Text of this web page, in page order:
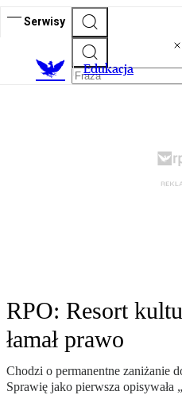
Serwisy
Edukacja
RPO: Resort
łamał prawo
Chodzi o permanentne zaniżanie
Sprawię jako pierwsza opisywała